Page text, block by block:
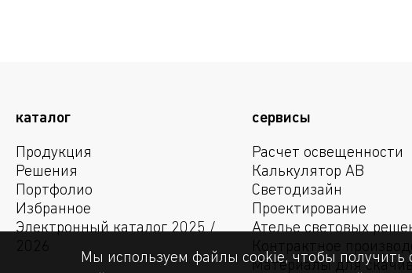
каталог
Продукция
Решения
Портфолио
Избранное
Электронный каталог 2025 /
2026
сервисы
Расчет освещенности
Калькулятор АВ
Светодизайн
Проектирование
Ателье световых
Контрактное
Материалы для
Мы используем файлы cookie, чтобы получить